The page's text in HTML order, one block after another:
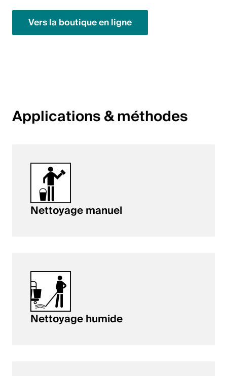
English
Vers la boutique en ligne
Applications & méthodes
Nettoyage manuel
Nettoyage humide